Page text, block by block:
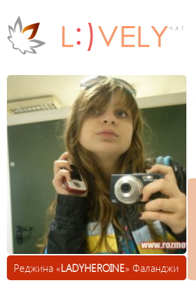
Реджина «LADYHEROINE» Фаланджи